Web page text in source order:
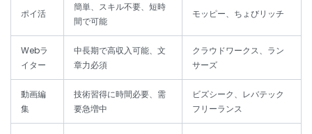
ポイ活
簡単、スキル不要、短時
間で可能
モッピー、ちょびリッチ
Webラ
イター
中長期で高収入可能、文
章力必須
クラウドワークス、ラン
サーズ
動画編
集
技術習得に時間必要、需
要急増中
ビズシーク、レバテック
フリーランス